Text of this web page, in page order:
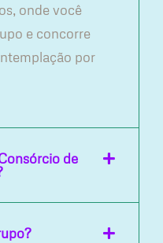
onde você
e concorre
por
de